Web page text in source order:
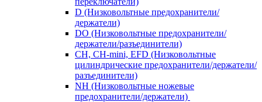
D (Низковольтные предохранители/
держатели)
DO (Низковольтные предохранители/
держатели/разъединители)
CH, CH-mini, EFD (Низковольтные
цилиндрические предохранители/держатели/
разъединители)
NH (Низковольтные ножевые
предохранители/держатели)